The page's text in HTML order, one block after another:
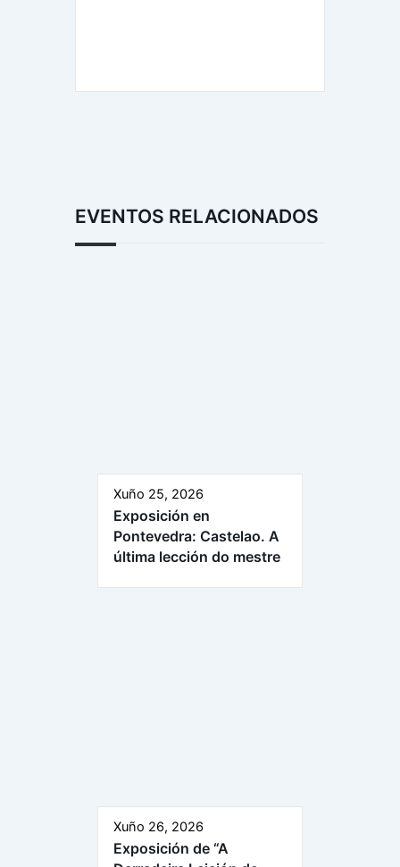
EVENTOS RELACIONADOS
Xuño 25, 2026
Exposición en
Pontevedra: Castelao. A
última lección do mestre
Xuño 26, 2026
Exposición de “A